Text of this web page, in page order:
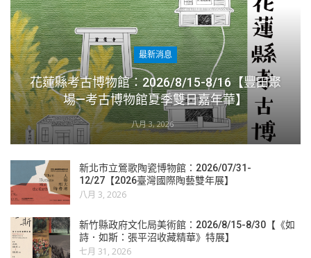
最新消息
花蓮縣考古博物館：2026/8/15-8/16【豐田聚
場—考古博物館夏季雙日嘉年華】
八月 3, 2026
新北市立鶯歌陶瓷博物館：2026/07/31-
12/27【2026臺灣國際陶藝雙年展】
八月 3, 2026
新竹縣政府文化局美術館：2026/8/15-8/30【《如
詩．如斯：張平沼收藏精華》特展】
七月 31, 2026